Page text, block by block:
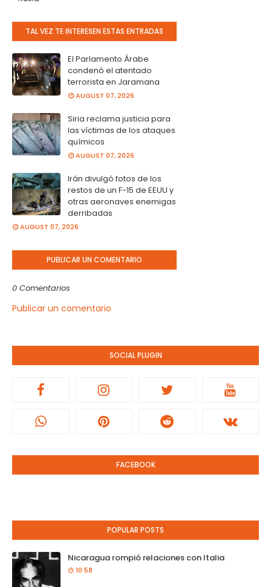
TAL VEZ TE INTERESEN ESTAS ENTRADAS
El Parlamento Árabe
condenó el atentado
terrorista en Jaramana
AUGUST 07, 2026
Siria reclama justicia para
las víctimas de los ataques
químicos
AUGUST 07, 2026
Irán divulgó fotos de los
restos de un F-15 de EEUU y
otras aeronaves enemigas
derribadas
AUGUST 07, 2026
PUBLICAR UN COMENTARIO
0 Comentarios
Publicar un comentario
SOCIAL PLUGIN
FACEBOOK
POPULAR POSTS
Nicaragua rompió relaciones con Italia
10:58